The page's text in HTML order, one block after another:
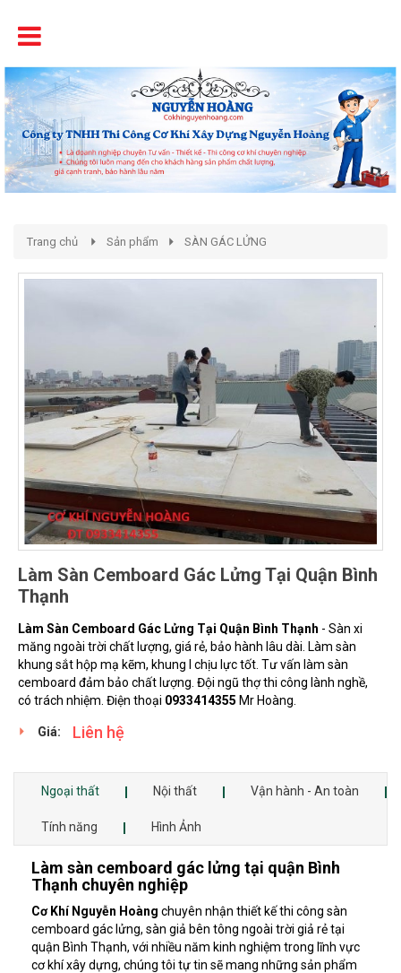
Trang chủ Sản phẩm SÀN GÁC LỬNG
Làm Sàn Cemboard Gác Lửng Tại Quận Bình
Thạnh
Làm Sàn Cemboard Gác Lửng Tại Quận Bình Thạnh - Sàn xi
măng ngoài trời chất lượng, giá rẻ, bảo hành lâu dài. Làm sàn
khung sắt hộp mạ kẽm, khung I chịu lực tốt. Tư vấn làm sàn
cemboard đảm bảo chất lượng. Đội ngũ thợ thi công lành nghề,
có trách nhiệm. Điện thoại 0933414355 Mr Hoàng.
Giá: Liên hệ
Ngoại thất Nội thất Vận hành - An toàn
Tính năng Hình Ảnh
Làm sàn cemboard gác lửng tại quận Bình
Thạnh chuyên nghiệp
Cơ Khí Nguyễn Hoàng chuyên nhận thiết kế thi công sàn
cemboard gác lửng, sàn giả bên tông ngoài trời giả rẻ tại
quận Bình Thạnh, với nhiều năm kinh nghiệm trong lĩnh vực
cơ khí xây dựng, chúng tôi tự tin sẽ mang những sản phẩm